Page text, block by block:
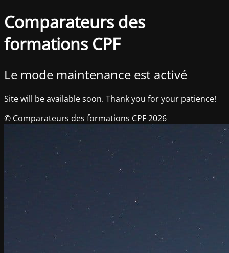
Comparateurs des
formations CPF
Le mode maintenance est activé
Site will be available soon. Thank you for your patience!
© Comparateurs des formations CPF 2026